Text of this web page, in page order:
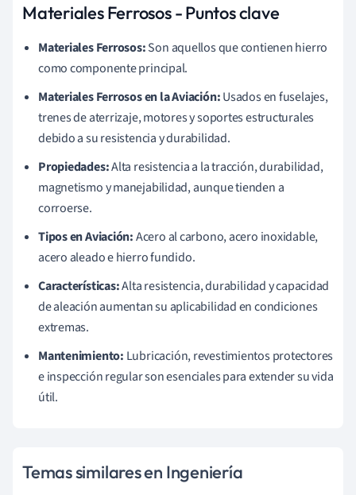
Materiales Ferrosos - Puntos clave
Materiales Ferrosos:Son aquellos que contienen hierro
como componente principal.
Materiales Ferrosos en la Aviación:Usados en fuselajes,
trenes de aterrizaje, motores y soportes estructurales
debido a su resistencia y durabilidad.
Propiedades:Alta resistencia a la tracción, durabilidad,
magnetismo y manejabilidad, aunque tienden a
corroerse.
Tipos en Aviación:Acero al carbono, acero inoxidable,
acero aleado e hierro fundido.
Características:Alta resistencia, durabilidad y capacidad
de aleación aumentan su aplicabilidad en condiciones
extremas.
Mantenimiento: Lubricación, revestimientos protectores
e inspección regular son esenciales para extender su vida
útil.
Temas similares en Ingeniería